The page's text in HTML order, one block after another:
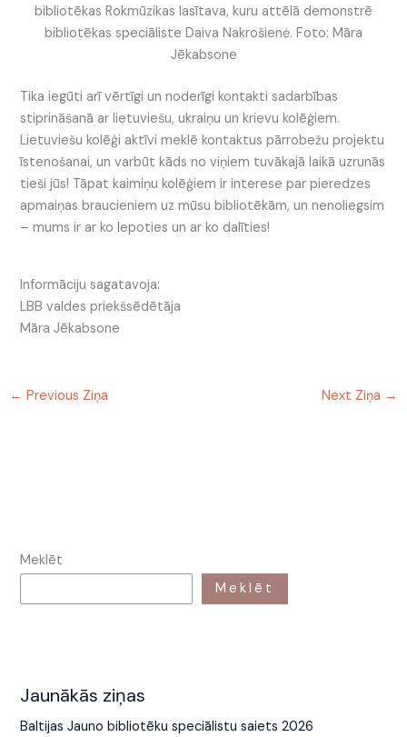
bibliotēkas Rokmūzikas lasītava, kuru attēlā demonstrē
bibliotēkas speciāliste Daiva Nakrošienė. Foto: Māra
Jēkabsone
Tika iegūti arī vērtīgi un noderīgi kontakti sadarbības
stiprināšanā ar lietuviešu, ukraiņu un krievu kolēģiem.
Lietuviešu kolēģi aktīvi meklē kontaktus pārrobežu projektu
īstenošanai, un varbūt kāds no viņiem tuvākajā laikā uzrunās
tieši jūs! Tāpat kaimiņu kolēģiem ir interese par pieredzes
apmaiņas braucieniem uz mūsu bibliotēkām, un nenoliegsim
– mums ir ar ko lepoties un ar ko dalīties!
Informāciju sagatavoja:
LBB valdes priekšsēdētāja
Māra Jēkabsone
← Previous Ziņa Next Ziņa →
Meklēt
Meklēt
Jaunākās ziņas
Baltijas Jauno bibliotēku speciālistu saiets 2026